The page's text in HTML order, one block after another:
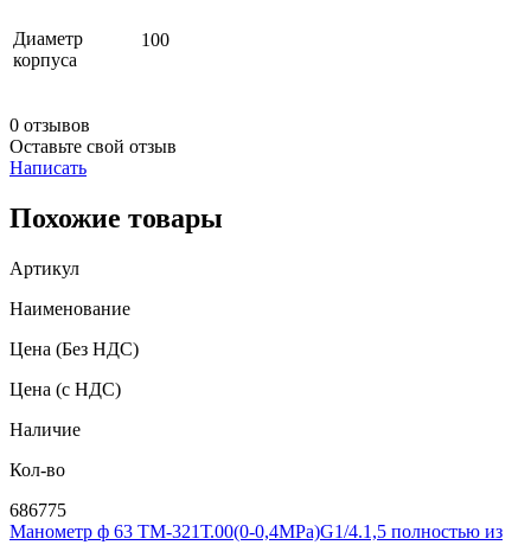
Диаметр
корпуса
100
0 отзывов
Оставьте свой отзыв
Написать
Похожие товары
Артикул
Наименование
Цена (Без НДС)
Цена (с НДС)
Наличие
Кол-во
686775
Манометр ф 63 ТМ-321Т.00(0-0,4MPa)G1/4.1,5 полностью из